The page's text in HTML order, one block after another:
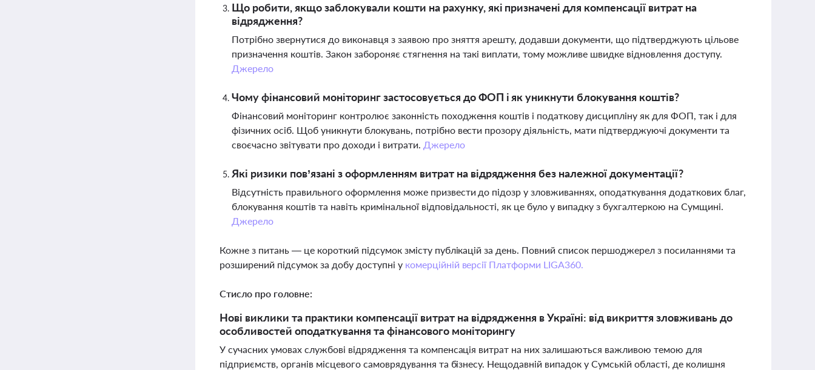
Що робити, якщо заблокували кошти на рахунку, які призначені для компенсації витрат на
відрядження?
Потрібно звернутися до виконавця з заявою про зняття арешту, додавши документи, що підтверджують цільове
призначення коштів. Закон забороняє стягнення на такі виплати, тому можливе швидке відновлення доступу.
Джерело
Чому фінансовий моніторинг застосовується до ФОП і як уникнути блокування коштів?
Фінансовий моніторинг контролює законність походження коштів і податкову дисципліну як для ФОП, так і для
фізичних осіб. Щоб уникнути блокувань, потрібно вести прозору діяльність, мати підтверджуючі документи та
своєчасно звітувати про доходи і витрати. Джерело
Які ризики пов’язані з оформленням витрат на відрядження без належної документації?
Відсутність правильного оформлення може призвести до підозр у зловживаннях, оподаткування додаткових благ,
блокування коштів та навіть кримінальної відповідальності, як це було у випадку з бухгалтеркою на Сумщині.
Джерело
Кожне з питань — це короткий підсумок змісту публікацій за день. Повний список першоджерел з посиланнями та
розширений підсумок за добу доступні у комерційній версії Платформи LIGA360.
Стисло про головне:
Нові виклики та практики компенсації витрат на відрядження в Україні: від викриття зловживань до
особливостей оподаткування та фінансового моніторингу
У сучасних умовах службові відрядження та компенсація витрат на них залишаються важливою темою для
підприємств, органів місцевого самоврядування та бізнесу. Нещодавній випадок у Сумській області, де колишня